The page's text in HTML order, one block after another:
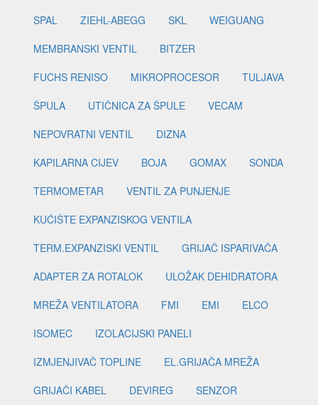
SPAL
ZIEHL-ABEGG SKL
WEIGUANG
MEMBRANSKI VENTIL
BITZER
FUCHS RENISO
MIKROPROCESOR
TULJAVA
ŠPULA
UTIČNICA ZA ŠPULE
VECAM
NEPOVRATNI VENTIL
DIZNA
KAPILARNA CIJEV
BOJA GOMAX
SONDA
TERMOMETAR
VENTIL ZA PUNJENJE
KUĆIŠTE EXPANZISKOG VENTILA
TERM.EXPANZISKI VENTIL
GRIJAČ ISPARIVAČA
ADAPTER ZA ROTALOK
ULOŽAK DEHIDRATORA
MREŽA VENTILATORA
FMI EMI
ELCO
ISOMEC
IZOLACIJSKI PANELI
IZMJENJIVAČ TOPLINE
EL.GRIJAČA MREŽA
GRIJAČI KABEL
DEVIREG
SENZOR